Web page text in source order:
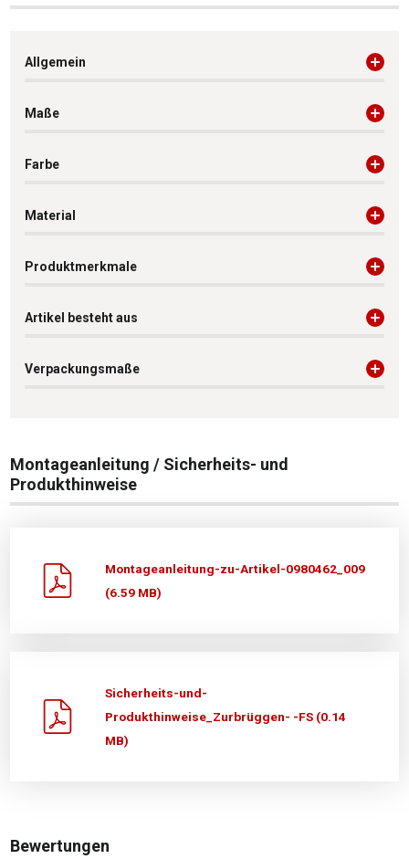
Allgemein
Maße
Farbe
Material
Produktmerkmale
Artikel besteht aus
Verpackungsmaße
Montageanleitung / Sicherheits- und
Produkthinweise
Montageanleitung-zu-Artikel-0980462_009
(6.59 MB)
Sicherheits-und-
Produkthinweise_Zurbrüggen- -FS (0.14
MB)
Bewertungen